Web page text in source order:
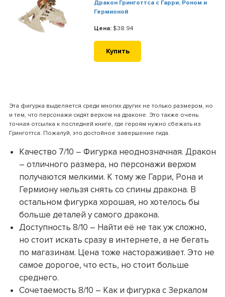
Дракон Гринготтса с Гарри, Роном и
Гермионой
Цена: $38.94
Купить
Эта фигурка выделяется среди многих других не только размером, но
и тем, что персонажи сидят верхом на драконе. Это также очень
точная отсылка к последней книге, где героям нужно сбежать из
Гринготтса. Пожалуй, это достойное завершение гида.
Качество 7/10 – Фигурка неоднозначная. Дракон
– отличного размера, но персонажи верхом
получаются мелкими. К тому же Гарри, Рона и
Гермиону нельзя снять со спины дракона. В
остальном фигурка хорошая, но хотелось бы
больше деталей у самого дракона.
Доступность 8/10 – Найти её не так уж сложно,
но стоит искать сразу в интернете, а не бегать
по магазинам. Цена тоже настораживает. Это не
самое дорогое, что есть, но стоит больше
среднего.
Сочетаемость 8/10 – Как и фигурка с Зеркалом